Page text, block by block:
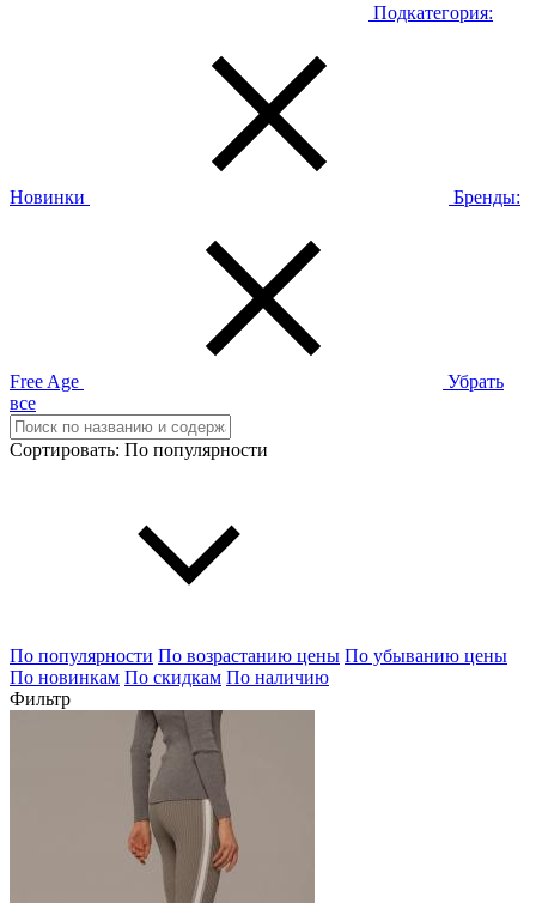
Подкатегория:
Новинки Бренды:
Free Age
Убрать
все
Сортировать: По популярности
По популярности По возрастанию цены По убыванию цены
По новинкам По скидкам По наличию
Фильтр